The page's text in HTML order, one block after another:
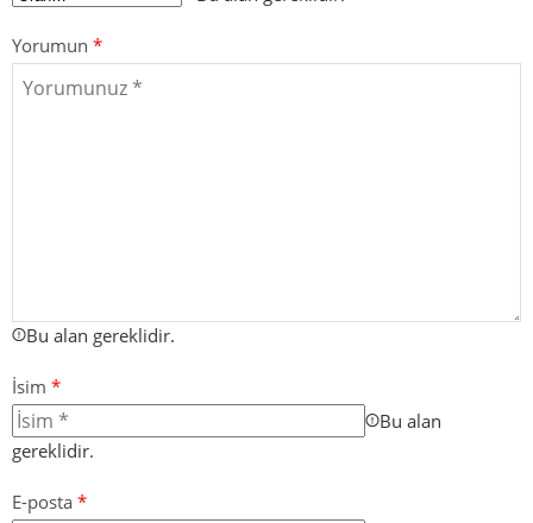
Yorumun *
Bu alan gereklidir.
İsim *
Bu alan
gereklidir.
E-posta *